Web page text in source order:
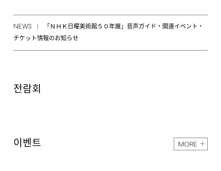
NEWS
「ＮＨＫ日曜美術館５０年展」音声ガイド・関連イベント・
チケット情報のお知らせ
전람회
이벤트 MORE